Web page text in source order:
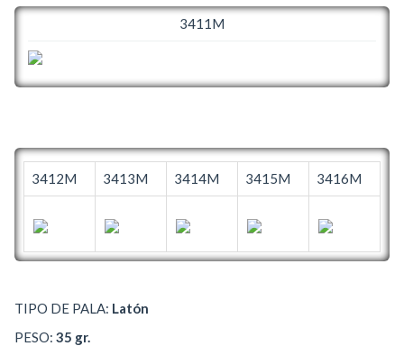
3411M
3412M 3413M 3414M 3415M 3416M
TIPO DE PALA: Latón
PESO: 35 gr.